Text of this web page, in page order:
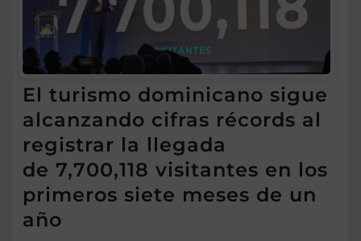
El turismo dominicano sigue
alcanzando cifras récords al
registrar la llegada
de 7,700,118 visitantes en los
primeros siete meses de un
año